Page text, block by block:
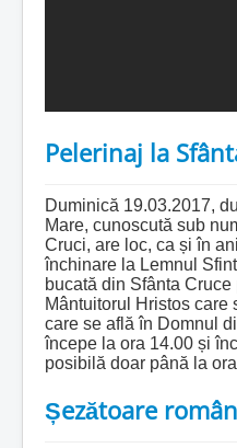
Pelerinaj la
Duminică 19.03.2017,
Mare, cunoscută sub
Cruci, are loc, ca și în
închinare la Lemnul
bucată din Sfânta
Mântuitorul Hristos care
care se află în Domnul
începe la ora 14.00 și
posibilă doar până la
Șezătoare